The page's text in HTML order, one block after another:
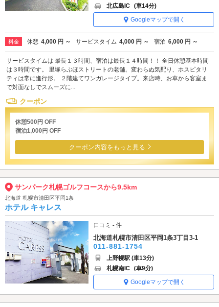
北広島IC (車14分)
Googleマップで開く
料金 休憩 4,000 円 ～ サービスタイム 4,000 円 ～ 宿泊 6,000 円 ～
サービスタイムは 最長１３時間、宿泊は最長１４時間！！ 全日休憩基本時間
は３時間です。 里塚らぶほストリートの老舗。変わらぬ気配り、ホスピタリ
ティは常に進行形。 ２階建てワンガレージタイプ。来店時、お車から客室ま
で対面なしでスムーズに...
クーポン
休憩500円 OFF
宿泊1,000円 OFF
クーポン内容をもっと見る
サンパーク札幌ゴルフコースから9.5km
北海道 札幌市清田区平岡1条
ホテル キャレス
口コミ - 件
北海道札幌市清田区平岡1条3丁目3-1
011-881-1754
上野幌駅 (車13分)
札幌南IC (車9分)
Googleマップで開く